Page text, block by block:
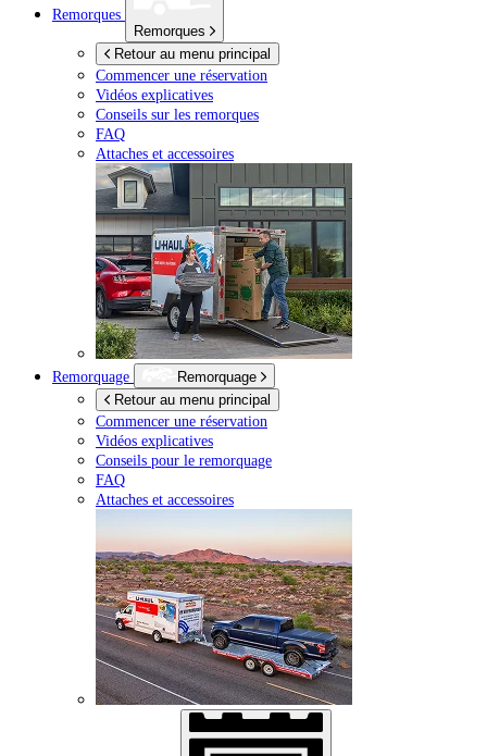
Remorques
Remorques
Retour au menu principal
Commencer une réservation
Vidéos explicatives
Conseils sur les remorques
FAQ
Attaches et accessoires
Remorquage
Remorquage
Retour au menu principal
Commencer une réservation
Vidéos explicatives
Conseils pour le remorquage
FAQ
Attaches et accessoires